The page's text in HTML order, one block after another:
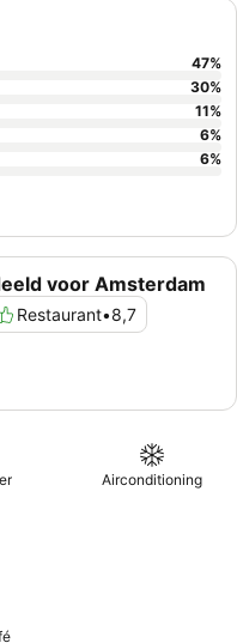
verblijf kunt u
niet in een bijgebouw ligt,
te vermijden.
voor Amsterdam
Restaurant•8,7
47%
30%
11%
6%
6%
Airconditioning